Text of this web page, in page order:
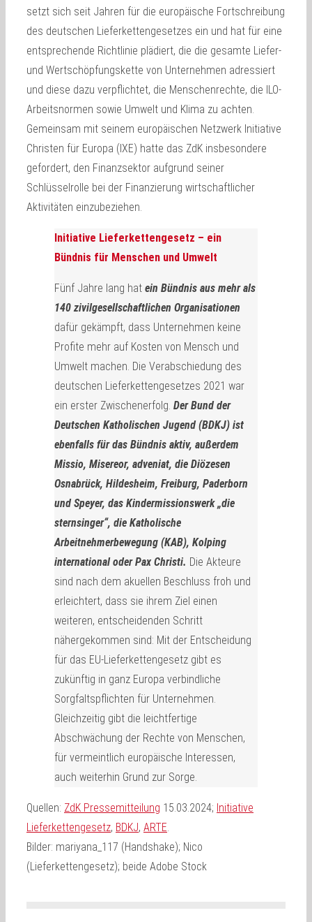
setzt sich seit Jahren für die europäische Fortschreibung
des deutschen Lieferkettengesetzes ein und hat für eine
entsprechende Richtlinie plädiert, die die gesamte Liefer-
und Wertschöpfungskette von Unternehmen adressiert
und diese dazu verpflichtet, die Menschenrechte, die ILO-
Arbeitsnormen sowie Umwelt und Klima zu achten.
Gemeinsam mit seinem europäischen Netzwerk Initiative
Christen für Europa (IXE) hatte das ZdK insbesondere
gefordert, den Finanzsektor aufgrund seiner
Schlüsselrolle bei der Finanzierung wirtschaftlicher
Aktivitäten einzubeziehen.
Initiative Lieferkettengesetz – ein
Bündnis für Menschen und Umwelt
Fünf Jahre lang hat ein Bündnis aus mehr als
140 zivilgesellschaftlichen Organisationen
dafür gekämpft, dass Unternehmen keine
Profite mehr auf Kosten von Mensch und
Umwelt machen. Die Verabschiedung des
deutschen Lieferkettengesetzes 2021 war
ein erster Zwischenerfolg. Der Bund der
Deutschen Katholischen Jugend (BDKJ) ist
ebenfalls für das Bündnis aktiv, außerdem
Missio, Misereor, adveniat, die Diözesen
Osnabrück, Hildesheim, Freiburg, Paderborn
und Speyer, das Kindermissionswerk „die
sternsinger“, die Katholische
Arbeitnehmerbewegung (KAB), Kolping
international oder Pax Christi. Die Akteure
sind nach dem akuellen Beschluss froh und
erleichtert, dass sie ihrem Ziel einen
weiteren, entscheidenden Schritt
nähergekommen sind: Mit der Entscheidung
für das EU-Lieferkettengesetz gibt es
zukünftig in ganz Europa verbindliche
Sorgfaltspflichten für Unternehmen.
Gleichzeitig gibt die leichtfertige
Abschwächung der Rechte von Menschen,
für vermeintlich europäische Interessen,
auch weiterhin Grund zur Sorge.
Quellen: ZdK Pressemitteilung 15.03.2024; Initiative
Lieferkettengesetz, BDKJ, ARTE.
Bilder: mariyana_117 (Handshake); Nico
(Lieferkettengesetz); beide Adobe Stock